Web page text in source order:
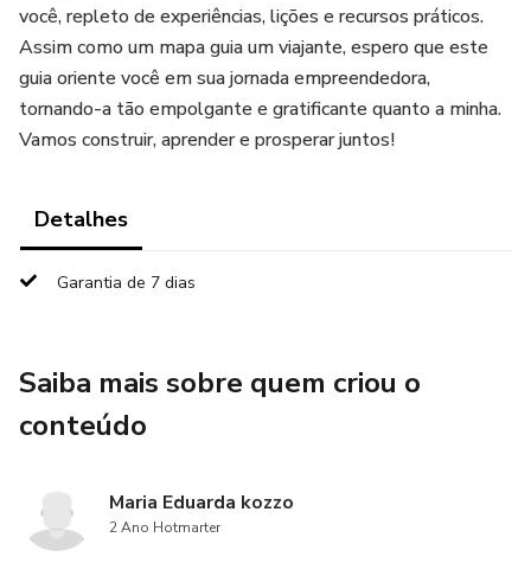
você, repleto de experiências, lições e recursos práticos.
Assim como um mapa guia um viajante, espero que este
guia oriente você em sua jornada empreendedora,
tornando-a tão empolgante e gratificante quanto a minha.
Vamos construir, aprender e prosperar juntos!
Detalhes
Garantia de 7 dias
Saiba mais sobre quem criou o
conteúdo
Maria Eduarda kozzo
2 Ano Hotmarter